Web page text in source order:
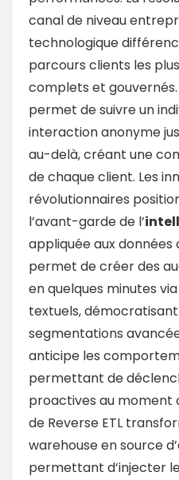
canal de niveau
technologique
parcours clients les
complets et
permet de suivre un
interaction anonyme
au-delà, créant une
de chaque client. Les
révolutionnaires
l’avant-garde de l’
appliquée aux données
permet de créer des
en quelques minutes
textuels, démocratisant
segmentations
anticipe les
permettant de
proactives au moment
de Reverse ETL
warehouse en source
permettant d’injecter